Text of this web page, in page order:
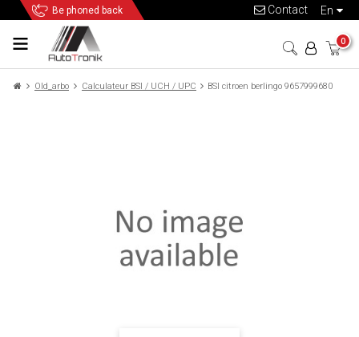
Be phoned back en
Contact
0
Old_arbo Calculateur BSI / UCH / UPC BSI citroen berlingo 9657999680